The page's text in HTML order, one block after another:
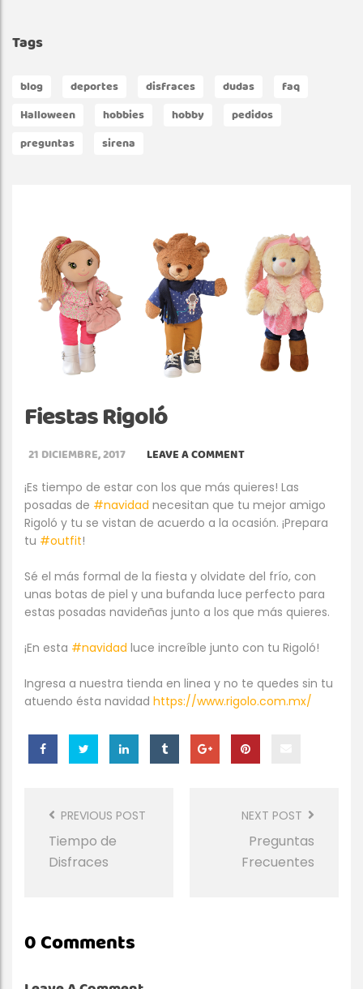
Tags
blog deportes disfraces dudas
faq
Halloween
hobbies hobby
pedidos
preguntas
sirena
Fiestas Rigoló
21 DICIEMBRE, 2017 LEAVE A COMMENT
¡Es tiempo de estar con los que más quieres! Las
posadas de #navidad necesitan que tu mejor amigo
Rigoló y tu se vistan de acuerdo a la ocasión. ¡Prepara
tu #outfit!
Sé el más formal de la fiesta y olvidate del frío, con
unas botas de piel y una bufanda luce perfecto para
estas posadas navideñas junto a los que más quieres.
¡En esta #navidad luce increíble junto con tu Rigoló!
Ingresa a nuestra tienda en linea y no te quedes sin tu
atuendo ésta navidad https://www.rigolo.com.mx/
Navigation
PREVIOUS POST
Tiempo de
Disfraces
NEXT POST
Preguntas
Frecuentes
0 Comments